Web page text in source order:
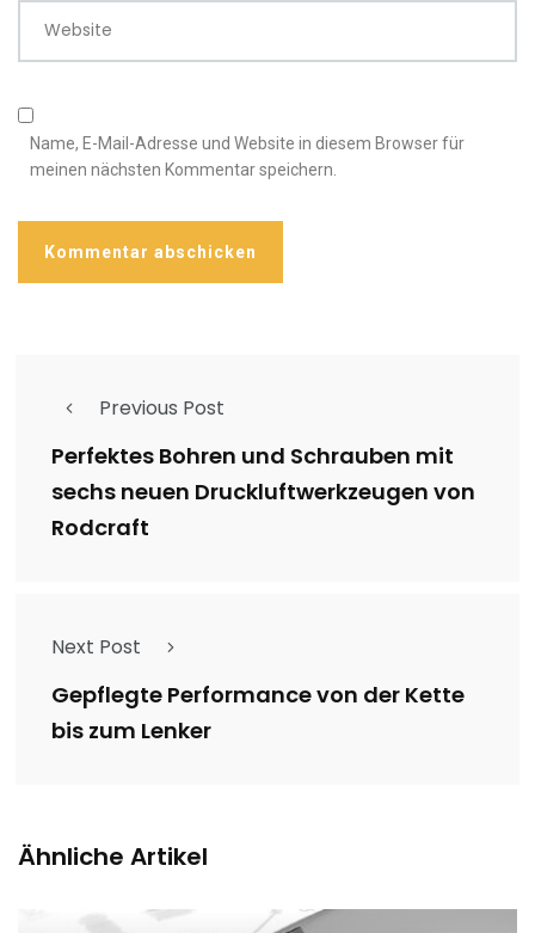
Website
Name, E-Mail-Adresse und Website in diesem Browser für
meinen nächsten Kommentar speichern.
Previous Post
Perfektes Bohren und Schrauben mit
sechs neuen Druckluftwerkzeugen von
Rodcraft
Next Post
Gepflegte Performance von der Kette
bis zum Lenker
Ähnliche Artikel